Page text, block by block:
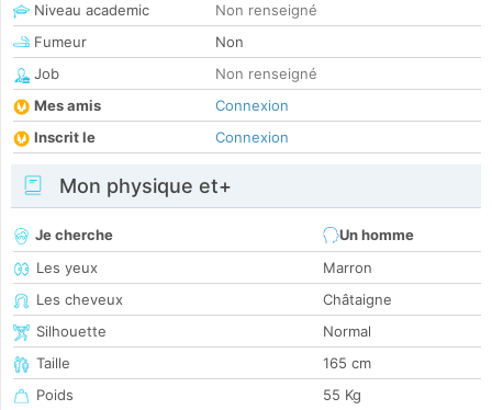
Niveau academic
Non renseigné
Fumeur
Non
Job
Non renseigné
Mes amis
Connexion
Inscrit le
Connexion
Mon physique et+
Je cherche
Un homme
Les yeux
Marron
Les cheveux
Châtaigne
Silhouette
Normal
Taille
165 cm
Poids
55 Kg